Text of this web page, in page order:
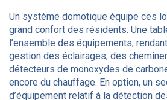
Un système domotique équipe ces
grand confort des résidents. Une
l’ensemble des équipements,
gestion des éclairages, des
détecteurs de monoxydes de
encore du chauffage. En option, un
d’équipement relatif à la détection